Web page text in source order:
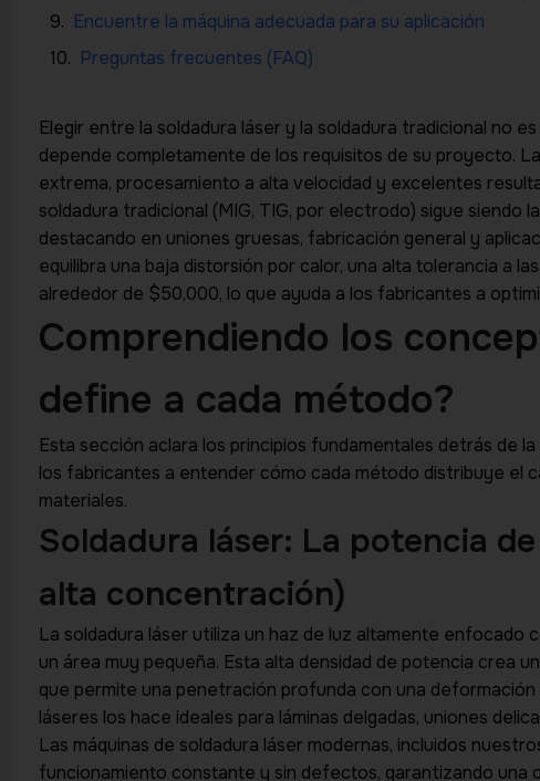
Encuentre la máquina adecuada para su aplicación
Preguntas frecuentes (FAQ)
Elegir entre la soldadura láser y la soldadura tradicional no
depende completamente de los requisitos de su proyecto.
extrema, procesamiento a alta velocidad y excelentes
soldadura tradicional (MIG, TIG, por electrodo) sigue siendo
destacando en uniones gruesas, fabricación general y
equilibra una baja distorsión por calor, una alta tolerancia a
alrededor de $50,000, lo que ayuda a los fabricantes a
Comprendiendo los
define a cada método?
Esta sección aclara los principios fundamentales detrás de
los fabricantes a entender cómo cada método distribuye el
materiales.
Soldadura láser: La potencia
alta concentración)
La soldadura láser utiliza un haz de luz altamente
un área muy pequeña. Esta alta densidad de potencia crea
que permite una penetración profunda con una deformación
láseres los hace ideales para láminas delgadas, uniones
Las máquinas de soldadura láser modernas, incluidos
funcionamiento constante y sin defectos, garantizando una
HIGHTECH INDUSTRY
Turn Your